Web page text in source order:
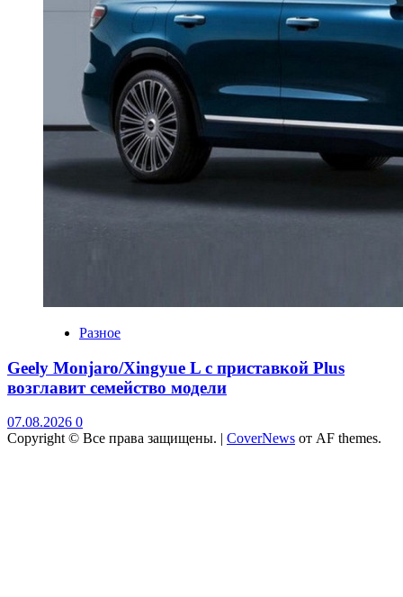
Разное
Geely Monjaro/Xingyue L с приставкой Plus
возглавит семейство модели
07.08.2026 0
Copyright © Все права защищены. | CoverNews от AF themes.